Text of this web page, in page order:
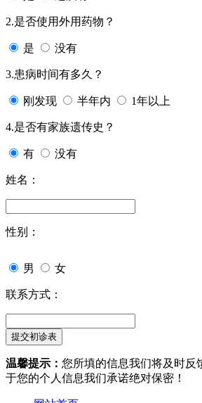
2.是否使用外用药物？
是 没有
3.患病时间有多久？
刚发现 半年内 1年以上
4.是否有家族遗传史？
有 没有
姓名：
性别：
男 女
联系方式：
温馨提示： 您所填的信息我们将及时反
于您的个人信息我们承诺绝对保密！